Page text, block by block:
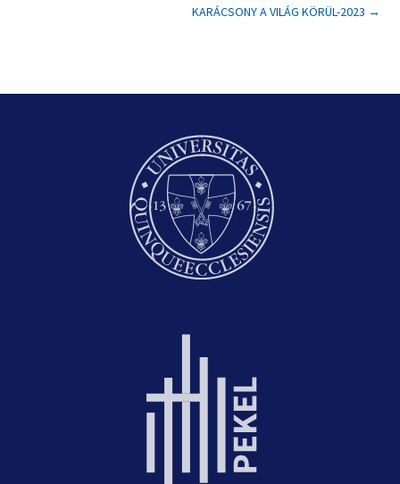
KARÁCSONY A VILÁG KÖRÜL-2023 →